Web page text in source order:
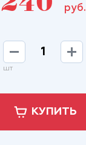
руб.
шт
КУПИТЬ